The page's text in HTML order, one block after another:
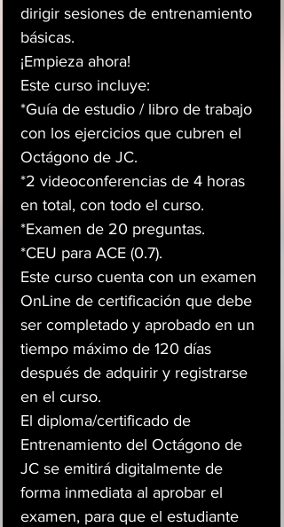
dirigir sesiones de entrenamiento
básicas.
¡Empieza ahora!
Este curso incluye:
*Guía de estudio / libro de trabajo
con los ejercicios que cubren el
Octágono de JC.
*2 videoconferencias de 4 horas
en total, con todo el curso.
*Examen de 20 preguntas.
*CEU para ACE (0.7).
Este curso cuenta con un examen
OnLine de certificación que debe
ser completado y aprobado en un
tiempo máximo de 120 días
después de adquirir y registrarse
en el curso.
El diploma/certificado de
Entrenamiento del Octágono de
JC se emitirá digitalmente de
forma inmediata al aprobar el
examen, para que el estudiante